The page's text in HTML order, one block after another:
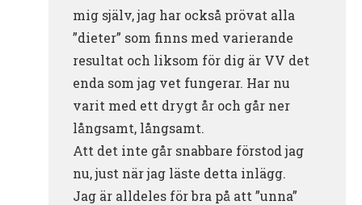
mig själv, jag har också prövat alla
”dieter” som finns med varierande
resultat och liksom för dig är VV det
enda som jag vet fungerar. Har nu
varit med ett drygt år och går ner
långsamt, långsamt.
Att det inte går snabbare förstod jag
nu, just när jag läste detta inlägg.
Jag är alldeles för bra på att ”unna”